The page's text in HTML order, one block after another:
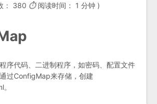
： 380 ⏱ 阅读时间： 1 分钟 )
序代码、二进制程序，如密码、配置文件
过ConfigMap来存储，创建